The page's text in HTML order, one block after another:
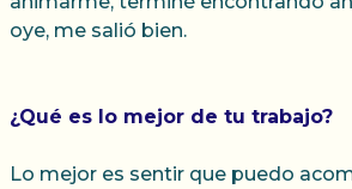
oye, me salió bien.
¿Qué es lo mejor de tu trabajo?
Lo mejor es sentir que puedo